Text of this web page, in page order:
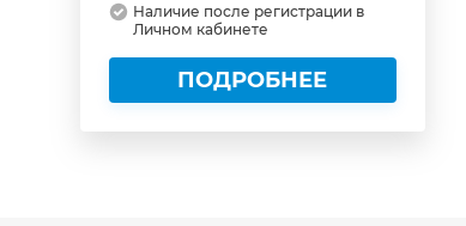
Наличие после регистрации в
Личном кабинете
ПОДРОБНЕЕ